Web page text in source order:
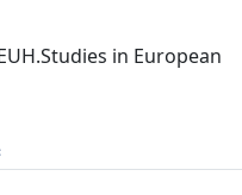
in European